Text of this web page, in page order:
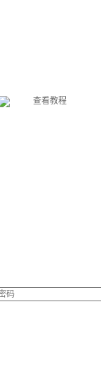
查看教程